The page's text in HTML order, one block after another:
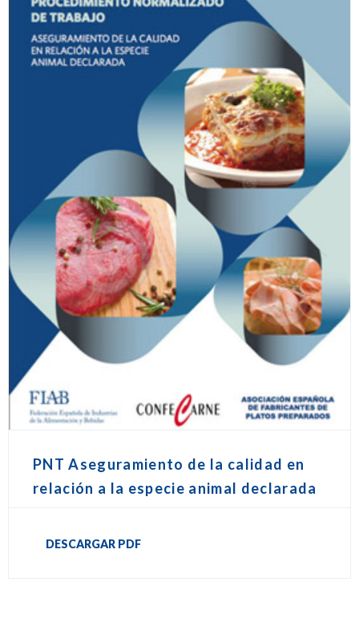
PNT Aseguramiento de la calidad en
relación a la especie animal declarada
DESCARGAR PDF